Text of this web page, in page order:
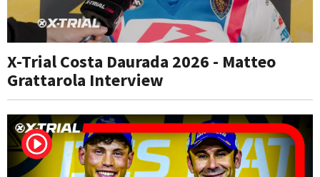
X-Trial Costa Daurada 2026 - Matteo
Grattarola Interview